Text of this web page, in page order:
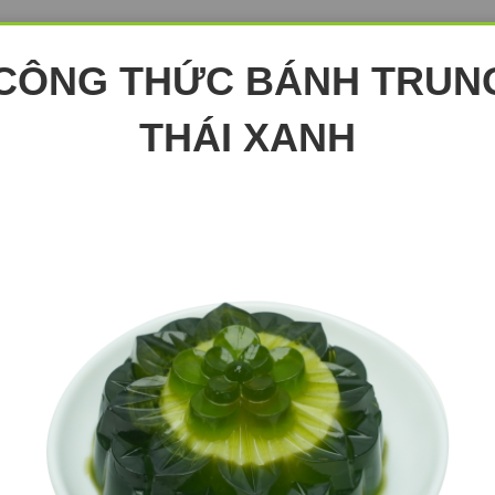
THỨC BÁNH
THÁI XANH